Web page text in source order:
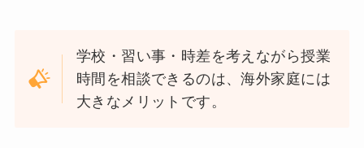
学校・習い事・時差を考えながら授業
時間を相談できるのは、海外家庭には
大きなメリットです。